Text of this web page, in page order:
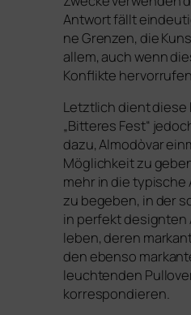
Antwort fällt
ne Grenzen, die
allem, auch wenn
Konflikte
Letztlich dient die­se
„Bitteres Fest“
dazu, Almodòvar
Möglichkeit zu
mehr in die typi­sche
zu bege­ben, in der
in per­fekt
leben, deren
den eben­so
leuch­ten­den
korrespondieren.